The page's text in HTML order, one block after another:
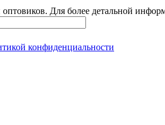
Для более детальной
конфиденциальности